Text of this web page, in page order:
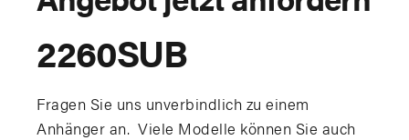
2260SUB
Fragen Sie uns unverbindlich zu einem
Anhänger an. Viele Modelle können Sie auch